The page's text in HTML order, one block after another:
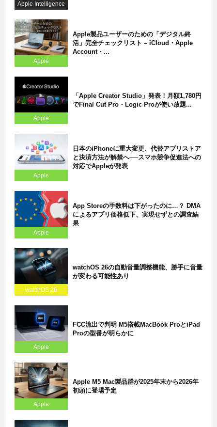
Apple Intelligence
Apple
Apple製品ユーザーのための「デジタル終
活」完全チェックリスト – iCloud・Apple
Account・...
Apple
「Apple Creator Studio」発表！月額1,780円
でFinal Cut Pro・Logic Proが使い放題...
Apple
日本のiPhoneに重大変更、代替アプリストア
と決済方法が解禁へ──スマホ競争促進法への
対応でAppleが発表
Apple
App Storeの手数料は下がったのに…？ DMA
によるアプリ価格低下、実現せずとの調査結
果
watchOS 26
watchOS 26の自動音量調整機能、勝手に音量
が変わる可能性あり
Apple
FCC流出で判明 M5搭載MacBook ProとiPad
Proの型番が明らかに
Apple
Apple M5 Mac製品群が2025年末から2026年
初頭に登場予定